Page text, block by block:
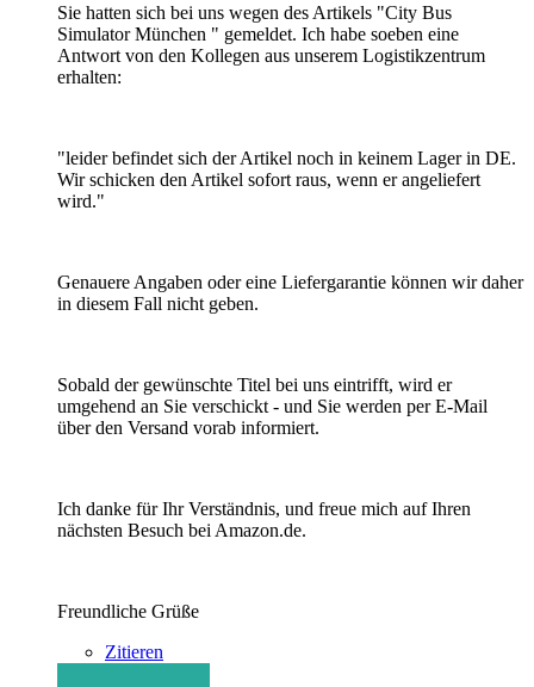
Sie hatten sich bei uns wegen des Artikels "City Bus
Simulator München " gemeldet. Ich habe soeben eine
Antwort von den Kollegen aus unserem Logistikzentrum
erhalten:
"leider befindet sich der Artikel noch in keinem Lager in DE.
Wir schicken den Artikel sofort raus, wenn er angeliefert
wird."
Genauere Angaben oder eine Liefergarantie können wir daher
in diesem Fall nicht geben.
Sobald der gewünschte Titel bei uns eintrifft, wird er
umgehend an Sie verschickt - und Sie werden per E-Mail
über den Versand vorab informiert.
Ich danke für Ihr Verständnis, und freue mich auf Ihren
nächsten Besuch bei Amazon.de.
Freundliche Grüße
Zitieren